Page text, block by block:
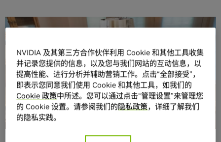
分享
虚拟体验正在改变我们的工作、娱乐和协作方式。沉浸式环
境正在为医疗、建筑和汽车设计领域的专业人员提供更逼真
的感受体验。
NVIDIA 及其第三方合作伙伴利用 Cookie 和其他工具收集
并记录您提供的信息，以及您与我们网站的互动信息，以
提高性能、进行分析并辅助营销工作。点击“全部接受”，
即表示您同意我们使用 Cookie 和其他工具，如我们的
Cookie 政策中所述。您可以通过点击“管理设置”来管理您
的 Cookie 设置。请参阅我们的隐私政策，详细了解我们
的隐私实践。